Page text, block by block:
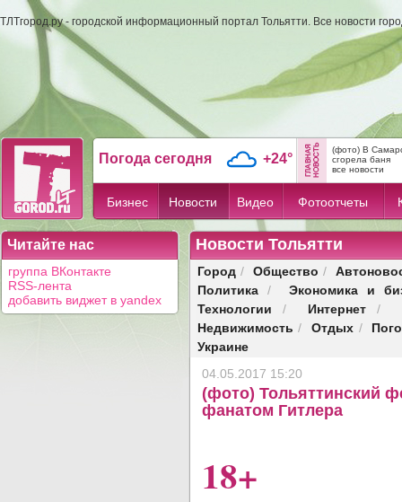
ТЛТгород.ру - городской информационный портал Тольятти. Все новости
Погода сегодня +24°
(фото) В
сгорела баня
все новости
Бизнес Новости Видео Фотоотчеты
Читайте нас
группа ВКонтакте
RSS-лента
добавить виджет в yandex
Новости Тольятти
Город / Общество /
Политика /
Экономика и
Технологии / Интернет/
Недвижимость / Отдых /
Украине
04.05.2017 15:20
(фото) Тольяттинский
фанатом Гитлера
18+